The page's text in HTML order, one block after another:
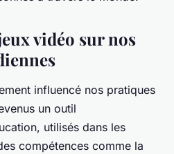
vidéo sur nos
influencé nos pratiques
un outil
utilisés dans les
compétences comme la